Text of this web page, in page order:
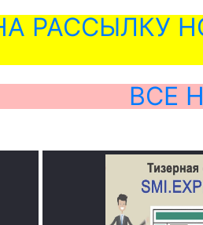
РАССЫЛКУ
ВСЕ